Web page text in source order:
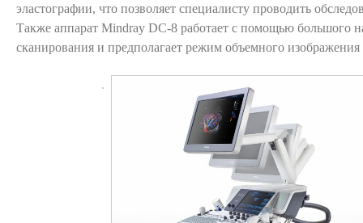
эластографии, что позволяет специалисту проводить
Также аппарат Mindray DC-8 работает с помощью большого
сканирования и предполагает режим объемного